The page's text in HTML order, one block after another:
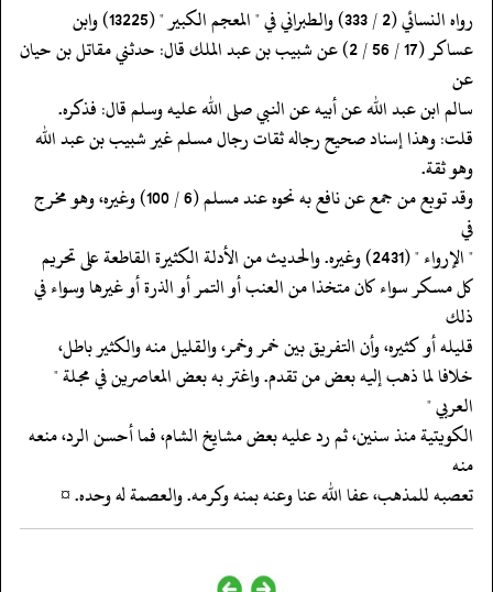
‏‏‏‏رواه النسائي (2 / 333) والطبراني في " المعجم الكبير " (13225) وابن
‏‏‏‏عساكر (17 / 56 / 2) عن شبيب بن عبد الملك قال: حدثني مقاتل بن حيان
عن
‏‏‏‏سالم ابن عبد الله عن أبيه عن النبي صلى الله عليه وسلم قال: فذكره.
‏‏‏‏قلت: وهذا إسناد صحيح رجاله ثقات رجال مسلم غير شبيب بن عبد الله
وهو ثقة.
‏‏‏‏وقد توبع من جمع عن نافع به نحوه عند مسلم (6 / 100) وغيره، وهو مخرج
في
‏‏‏‏" الإرواء " (2431) وغيره. والحديث من الأدلة الكثيرة القاطعة على تحريم
‏‏‏‏كل مسكر سواء كان متخذا من العنب أو التمر أو الذرة أو غيرها وسواء في
ذلك
‏‏‏‏قليله أو كثيره، وأن التفريق بين خمر وخمر، والقليل منه والكثير باطل،
‏‏‏‏خلافا لما ذهب إليه بعض من تقدم. واغتر به بعض المعاصرين في مجلة "
العربي "
‏‏‏‏الكويتية منذ سنين، ثم رد عليه بعض مشايخ الشام، فما أحسن الرد، منعه
منه
‏‏‏‏تعصبه للمذهب، عفا الله عنا وعنه بمنه وكرمه. والعصمة له وحده. ¤